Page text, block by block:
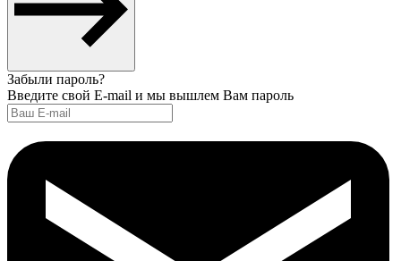
Забыли пароль?
Введите свой E-mail и мы вышлем Вам пароль